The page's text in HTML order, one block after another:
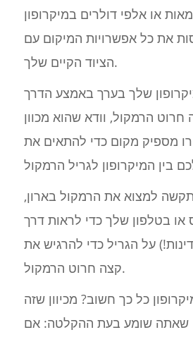
או אלפי דולרים במיקרופון
את כל אפשרויות המיקום עם
הציוד הקיים שלך.
שלך בערך באמצע הדרך
חרוט הרמקול, וודא שהוא מכוון
מספיק מקום כדי להתאים את
למצוא את הרמקול בארון,
בטלפון שלך כדי לראות דרך
על הגריל כדי להרגיש את
קצה חרוט הרמקול.
כל כך חשוב? מכיוון שזה
שאתה שומע בעת ההקלטה: אם